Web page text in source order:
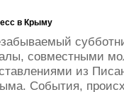
в Крыму
совместными
из
События,